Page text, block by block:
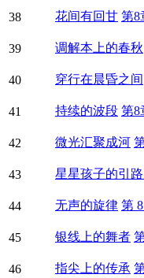
38 花间有回甘 第8
39 调解本上的春秋
40 穿行在晨昏之间
41 持续的波段 第8
42 微光汇聚成河
43 星星孩子的引路
44 无声的旋律 第
45 银线上的舞者
46 指尖上的传承